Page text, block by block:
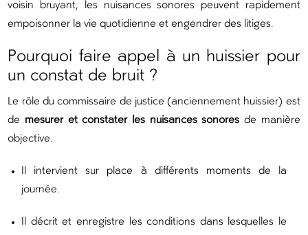
voisin bruyant, les nuisances sonores peuvent rapidement
empoisonner la vie quotidienne et engendrer des litiges.
Pourquoi faire appel à un huissier pour
un constat de bruit ?
Le rôle du commissaire de justice (anciennement huissier) est
de mesurer et constater les nuisances sonores de manière
objective.
Il intervient sur place à différents moments de la
journée.
Il décrit et enregistre les conditions dans lesquelles le